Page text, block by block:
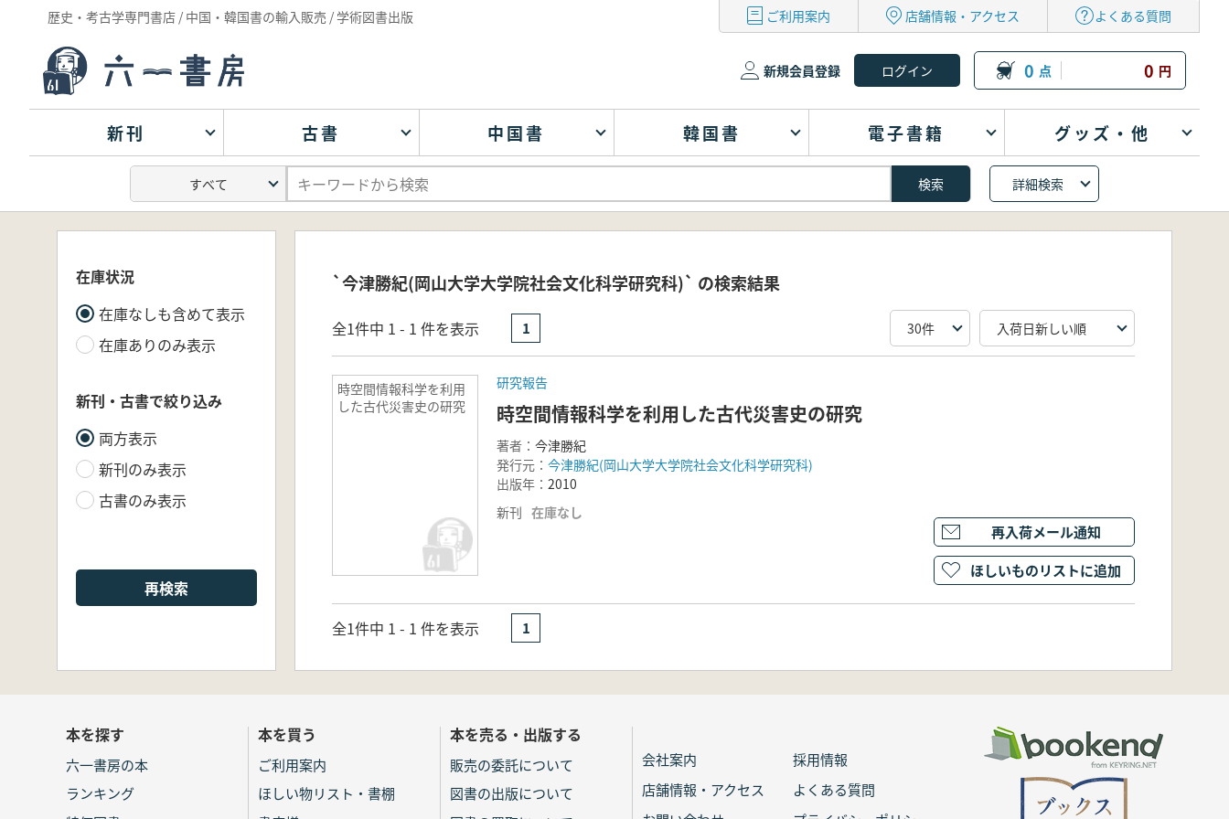
歴史・考古学専門書店 / 中国・韓国書の輸入販売 / 学術図書出版 ご利用案内 店舗情報・アクセス よくある質問
新規会員登録 0 点 0 円
新刊 古書 中国書 韓国書 電子書籍 グッズ・他
詳細検索
在庫状況
在庫なしも含めて表示
在庫ありのみ表示
新刊・古書で絞り込み
両方表示
新刊のみ表示
古書のみ表示
再検索
`今津勝紀(岡山大学大学院社会文化科学研究科)` の検索結果
全1件中 1 - 1 件を表示 1
時空間情報科学を利用
した古代災害史の研究
研究報告
時空間情報科学を利用した古代災害史の研究
著者： 今津勝紀
発行元： 今津勝紀(岡山大学大学院社会文化科学研究科)
出版年： 2010
新刊 在庫なし
再入荷メール通知
ほしいものリストに追加
全1件中 1 - 1 件を表示 1
本を探す
六一書房の本
ランキング
本を買う
ご利用案内
ほしい物リスト・書棚
本を売る・出版する
販売の委託について
図書の出版について
会社案内
採用情報
店舗情報・アクセス
よくある質問